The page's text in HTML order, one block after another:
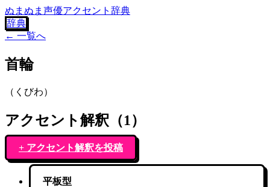
ぬまぬま声優アクセント辞典
辞典
← 一覧へ
首輪
（ くびわ）
アクセント解釈（1）
+ アクセント解釈を投稿
平板型